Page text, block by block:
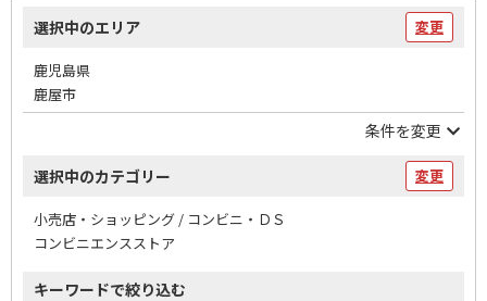
選択中のエリア 変更
鹿児島県
鹿屋市
条件を変更
選択中のカテゴリー 変更
小売店・ショッピング / コンビニ・ＤＳ
コンビニエンスストア
キーワードで絞り込む